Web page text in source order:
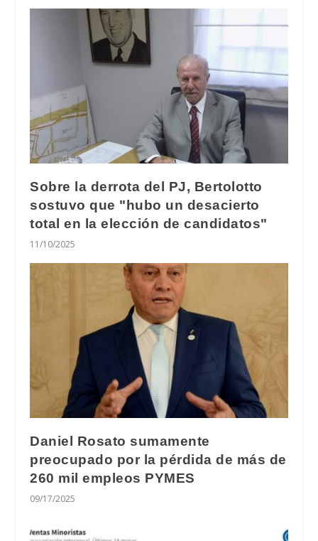
Sobre la derrota del PJ, Bertolotto
sostuvo que "hubo un desacierto
total en la elección de candidatos"
11/10/2025
Daniel Rosato sumamente
preocupado por la pérdida de más de
260 mil empleos PYMES
09/17/2025